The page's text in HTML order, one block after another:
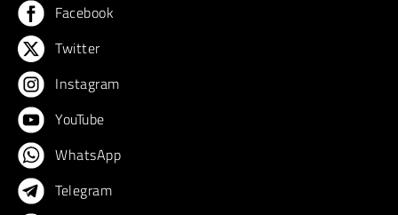
Facebook
Twitter
Instagram
YouTube
WhatsApp
Telegram